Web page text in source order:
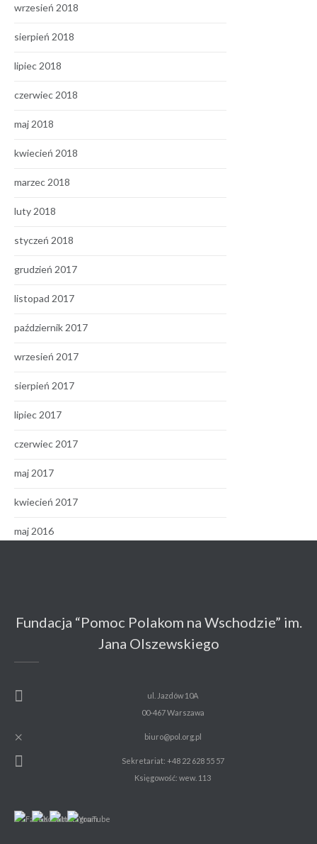
wrzesień 2018
sierpień 2018
lipiec 2018
czerwiec 2018
maj 2018
kwiecień 2018
marzec 2018
luty 2018
styczeń 2018
grudzień 2017
listopad 2017
październik 2017
wrzesień 2017
sierpień 2017
lipiec 2017
czerwiec 2017
maj 2017
kwiecień 2017
maj 2016
Fundacja “Pomoc Polakom na Wschodzie” im.
Jana Olszewskiego
ul. Jazdów 10A
00-467 Warszawa
biuro@pol.org.pl
Sekretariat: +48 22 628 55 57
Księgowość: wew. 113